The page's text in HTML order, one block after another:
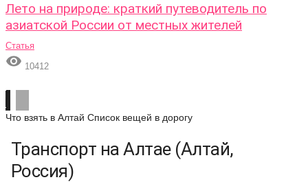
Лето на природе: краткий путеводитель по
азиатской России от местных жителей
Статья
 10412
Что взять в Алтай Список вещей в дорогу
Транспорт на Алтае (Алтай,
Россия)